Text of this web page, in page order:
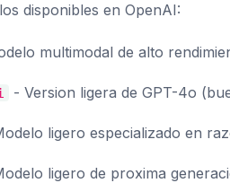
disponibles en OpenAI:
multimodal de alto
- Version ligera de GPT-4o
ligero especializado en
ligero de proxima